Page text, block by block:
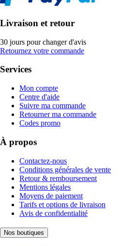
Livraison et retour
30 jours pour changer d'avis
Retournez votre commande
Services
Mon compte
Centre d'aide
Suivre ma commande
Retourner ma commande
Codes promo
À propos
Contactez-nous
Conditions générales de vente
Retour & remboursement
Mentions légales
Moyens de paiement
Tarifs et options de livraison
Avis de confidentialité
Nos boutiques